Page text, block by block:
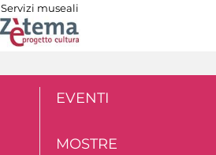
Servizi museali
EVENTI
MOSTRE